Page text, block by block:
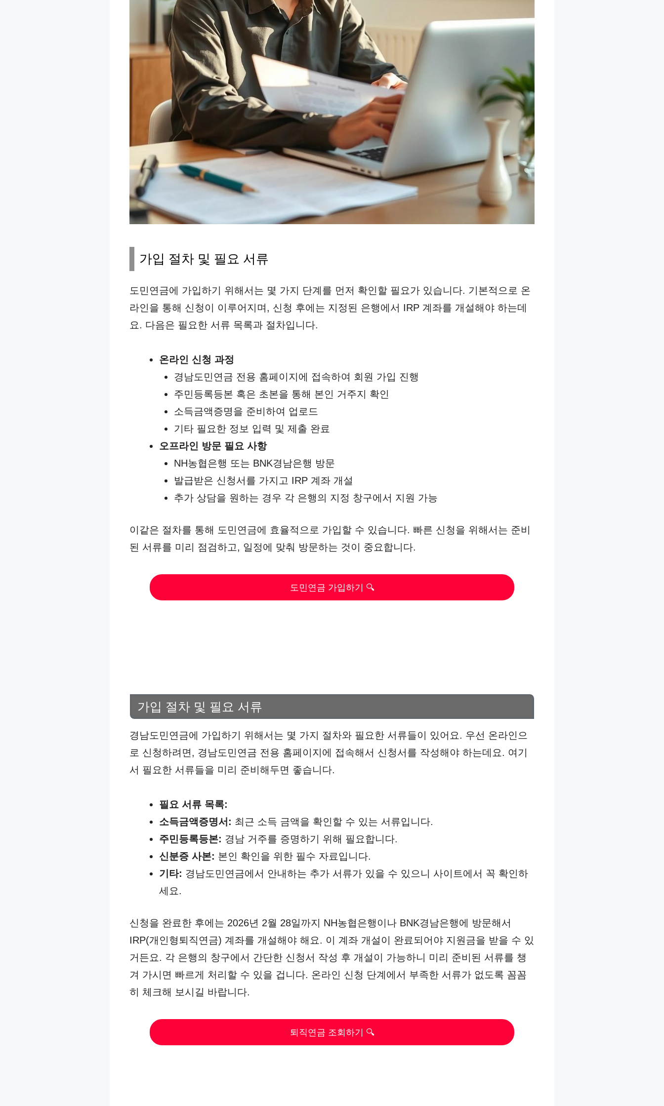
가입 절차 및 필요 서류
도민연금에 가입하기 위해서는 몇 가지 단계를 먼저 확인할 필요가 있습니다. 기본적으로 온
라인을 통해 신청이 이루어지며, 신청 후에는 지정된 은행에서 IRP 계좌를 개설해야 하는데
요. 다음은 필요한 서류 목록과 절차입니다.
온라인 신청 과정
경남도민연금 전용 홈페이지에 접속하여 회원 가입 진행
주민등록등본 혹은 초본을 통해 본인 거주지 확인
소득금액증명을 준비하여 업로드
기타 필요한 정보 입력 및 제출 완료
오프라인 방문 필요 사항
NH농협은행 또는 BNK경남은행 방문
발급받은 신청서를 가지고 IRP 계좌 개설
추가 상담을 원하는 경우 각 은행의 지정 창구에서 지원 가능
이같은 절차를 통해 도민연금에 효율적으로 가입할 수 있습니다. 빠른 신청을 위해서는 준비
된 서류를 미리 점검하고, 일정에 맞춰 방문하는 것이 중요합니다.
도민연금 가입하기 🔍
가입 절차 및 필요 서류
경남도민연금에 가입하기 위해서는 몇 가지 절차와 필요한 서류들이 있어요. 우선 온라인으
로 신청하려면, 경남도민연금 전용 홈페이지에 접속해서 신청서를 작성해야 하는데요. 여기
서 필요한 서류들을 미리 준비해두면 좋습니다.
필요 서류 목록:
소득금액증명서: 최근 소득 금액을 확인할 수 있는 서류입니다.
주민등록등본: 경남 거주를 증명하기 위해 필요합니다.
신분증 사본: 본인 확인을 위한 필수 자료입니다.
기타: 경남도민연금에서 안내하는 추가 서류가 있을 수 있으니 사이트에서 꼭 확인하
세요.
신청을 완료한 후에는 2026년 2월 28일까지 NH농협은행이나 BNK경남은행에 방문해서
IRP(개인형퇴직연금) 계좌를 개설해야 해요. 이 계좌 개설이 완료되어야 지원금을 받을 수 있
거든요. 각 은행의 창구에서 간단한 신청서 작성 후 개설이 가능하니 미리 준비된 서류를 챙
겨 가시면 빠르게 처리할 수 있을 겁니다. 온라인 신청 단계에서 부족한 서류가 없도록 꼼꼼
히 체크해 보시길 바랍니다.
퇴직연금 조회하기 🔍